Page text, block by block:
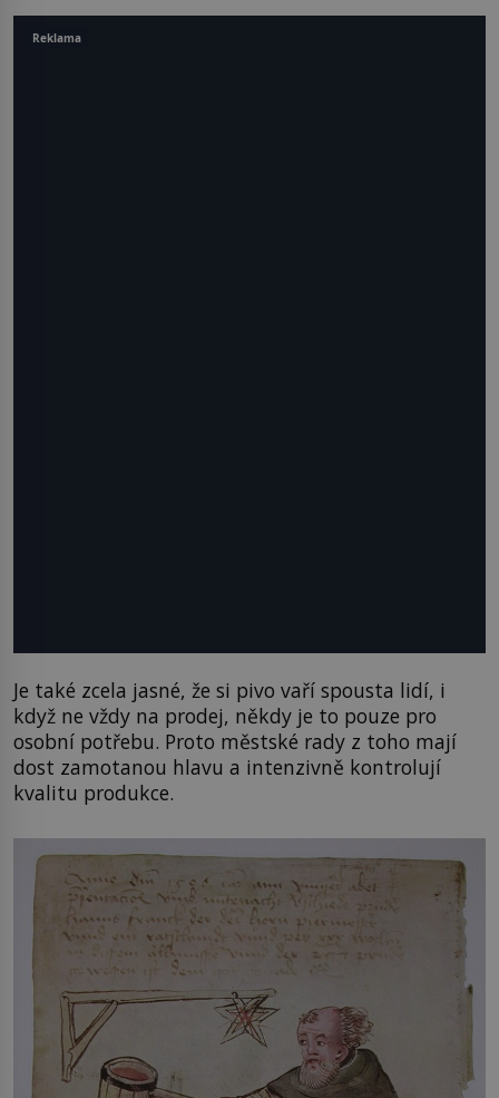
Je také zcela jasné, že si pivo vaří spousta lidí, i
když ne vždy na prodej, někdy je to pouze pro
osobní potřebu. Proto městské rady z toho mají
dost zamotanou hlavu a intenzivně kontrolují
kvalitu produkce.
Reklama